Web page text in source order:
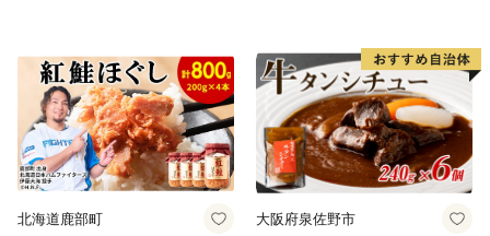
ー ギフト お取り寄せ 日高市
北海道鹿部町 大阪府泉佐野市